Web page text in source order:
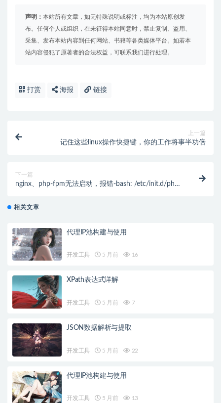
声明： 本站所有文章，如无特殊说明或标注，均为本站原创发
布。任何个人或组织，在未征得本站同意时，禁止复制、盗用、
采集、发布本站内容到任何网站、书籍等各类媒体平台。如若本
站内容侵犯了原著者的合法权益，可联系我们进行处理。
打赏 海报 链接
上一篇
记住这些linux操作快捷键，你的工作将事半功倍
下一篇
nginx、php-fpm无法启动，报错-bash: /etc/init.d/php-
相关文章
代理IP池构建与使用
开发工具 5 月前 16
XPath表达式详解
开发工具 5 月前 7
JSON数据解析与提取
开发工具 5 月前 22
代理IP池构建与使用
开发工具 5 月前 13